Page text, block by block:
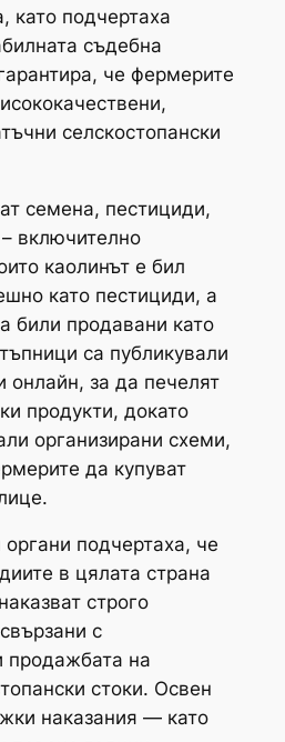
като подчертаха
съдебна
че фермерите
селскостопански
семена, пестициди,
включително
каолинът е бил
като пестициди, а
били продавани като
са публикували
за да печелят
продукти, докато
организирани схеми,
да купуват
подчертаха, че
в цялата страна
строго
с
продажбата на
стоки. Освен
наказания — като